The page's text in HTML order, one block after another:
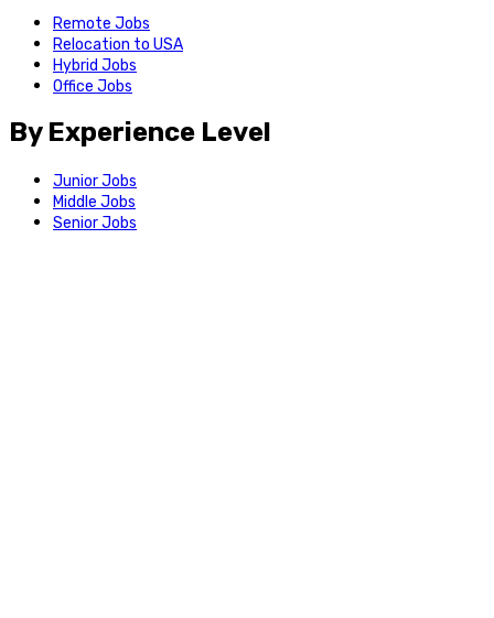
Remote Jobs
Relocation to USA
Hybrid Jobs
Office Jobs
By Experience Level
Junior Jobs
Middle Jobs
Senior Jobs